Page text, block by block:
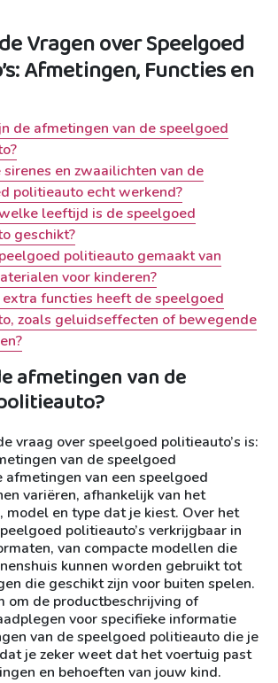
Vragen over Speelgoed
Afmetingen, Functies en
de afmetingen van de speelgoed
sirenes en zwaailichten van de
politieauto echt werkend?
leeftijd is de speelgoed
geschikt?
politieauto gemaakt van
voor kinderen?
functies heeft de speelgoed
zoals geluidseffecten of bewegende
afmetingen van de
vraag over speelgoed politieauto’s is:
van de speelgoed
afmetingen van een speelgoed
variëren, afhankelijk van het
model en type dat je kiest. Over het
politieauto’s verkrijgbaar in
van compacte modellen die
kunnen worden gebruikt tot
die geschikt zijn voor buiten spelen.
om de productbeschrijving of
voor specifieke informatie
van de speelgoed politieauto die je
je zeker weet dat het voertuig past
en behoeften van jouw kind.